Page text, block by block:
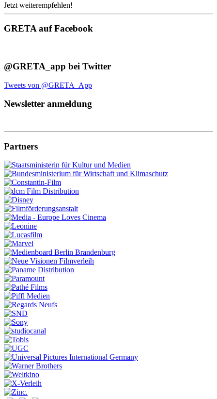
Jetzt weiterempfehlen!
GRETA auf Facebook
@GRETA_app bei Twitter
Tweets von @GRETA_App
Newsletter anmeldung
Partners